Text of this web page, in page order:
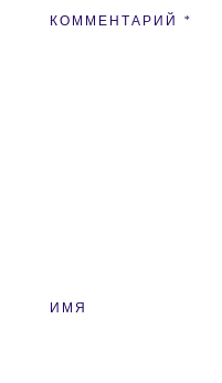
КОММЕНТАРИЙ *
ИМЯ